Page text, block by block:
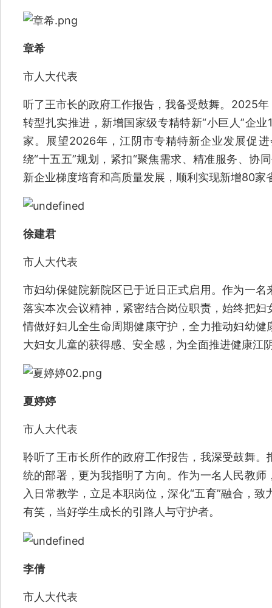
章希
市人大代表
听了王市长的政府工作报告，我备受鼓舞。2025
转型扎实推进，新增国家级专精特新“小巨人”企
家。展望2026年，江阴市专精特新企业发展促
绕“十五五”规划，紧扣“聚焦需求、精准服务、协
新企业梯度培育和高质量发展，顺利实现新增80
徐建君
市人大代表
市妇幼保健院新院区已于近日正式启用。作为一
落实本次会议精神，紧密结合岗位职责，始终把
情做好妇儿全生命周期健康守护，全力推动妇幼
大妇女儿童的获得感、安全感，为全面推进健康江
夏婷婷
市人大代表
聆听了王市长所作的政府工作报告，我深受鼓舞
统的部署，更为我指明了方向。作为一名人民教
入日常教学，立足本职岗位，深化“五育”融合，
有笑，当好学生成长的引路人与守护者。
李倩
市人大代表